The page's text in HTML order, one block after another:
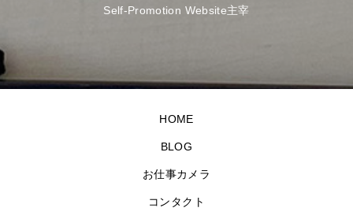
Self-Promotion Website主宰
HOME
BLOG
お仕事カメラ
コンタクト